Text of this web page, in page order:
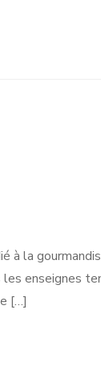
à la
enseignes
[…]